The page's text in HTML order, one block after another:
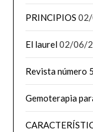
PRINCIPIOS
El laurel02/06/
Revista número 5
Gemoterapia